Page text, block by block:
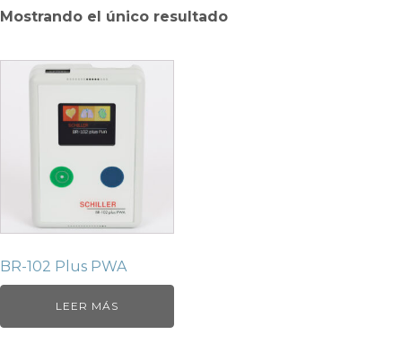
Mostrando el único resultado
BR-102 Plus PWA
LEER MÁS